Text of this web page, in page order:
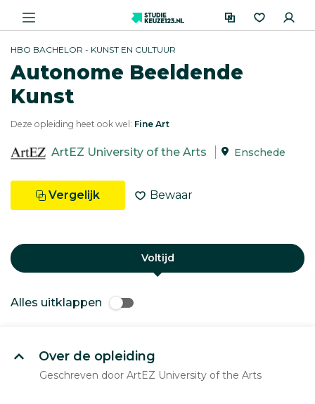
HBO BACHELOR - KUNST EN CULTUUR
Autonome Beeldende
Kunst
Deze opleiding heet ook wel: Fine Art
ArtEZ University of the Arts Enschede
Vergelijk Bewaar
Voltijd
Alles uitklappen
Over de opleiding
Geschreven door ArtEZ University of the Arts